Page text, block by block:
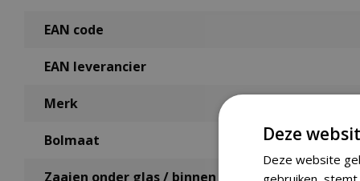
EAN code
EAN leverancier
Merk
Bolmaat
Zaaien onder glas / binnen
Deze
Deze website